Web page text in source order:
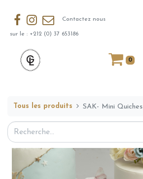
Contactez nous
sur le : +212 (0) 37 653186
0
Tous les produits SAK- Mini Quiches